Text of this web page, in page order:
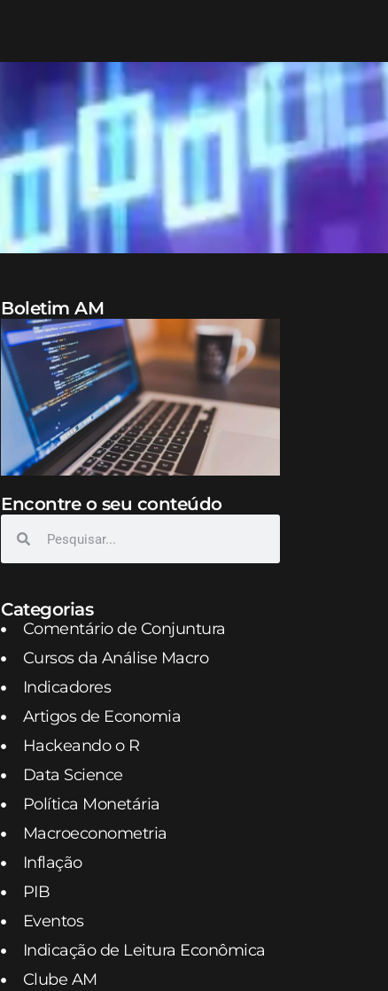
Boletim AM
Encontre o seu conteúdo
Categorias
Comentário de Conjuntura
Cursos da Análise Macro
Indicadores
Artigos de Economia
Hackeando o R
Data Science
Política Monetária
Macroeconometria
Inflação
PIB
Eventos
Indicação de Leitura Econômica
Clube AM